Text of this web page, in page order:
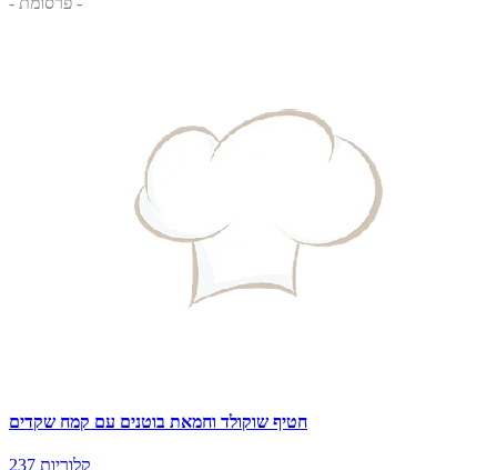
חטיף שוקולד וחמאת בוטנים עם קמח שקדים
237 קלוריות